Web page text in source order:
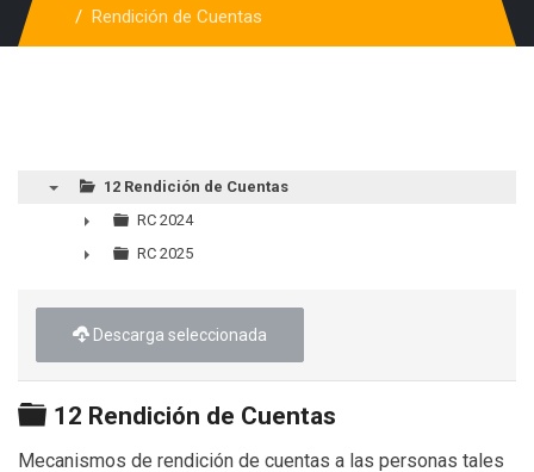
Rendición de Cuentas
12 Rendición de Cuentas
►
RC 2024
RC 2025
Descarga seleccionada
Carpeta
12 Rendición de Cuentas
Mecanismos de rendición de cuentas a las personas tales